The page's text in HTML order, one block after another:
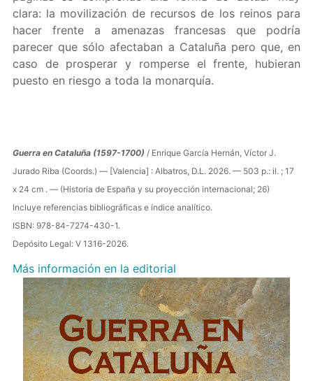
clara: la movilización de recursos de los reinos para
hacer frente a amenazas francesas que podría
parecer que sólo afectaban a Cataluña pero que, en
caso de prosperar y romperse el frente, hubieran
puesto en riesgo a toda la monarquía.
Guerra en Cataluña (1597-1700) / Enrique García Hernán, Víctor J.
Jurado Riba (Coords.) — [Valencia] : Albatros, D.L. 2026. — 503 p.: il. ; 17
x 24 cm . — (Historia de España y su proyección internacional; 26)
Incluye referencias bibliográficas e índice analítico.
ISBN: 978-84-7274-430-1.
Depósito Legal: V 1316-2026.
Más información en la editorial